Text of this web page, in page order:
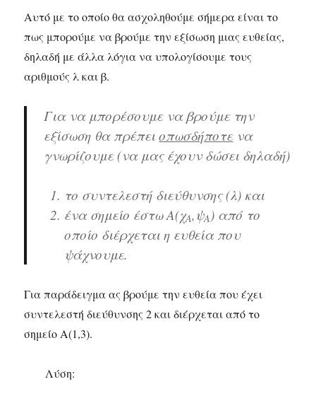
Αυτό με το οποίο θα ασχοληθούμε σήμερα είναι το
πως μπορούμε να βρούμε την εξίσωση μιας ευθείας,
δηλαδή με άλλα λόγια να υπολογίσουμε τους
αριθμούς λ και β.
Για να μπορέσουμε να βρούμε την
εξίσωση θα πρέπειοπωσδήποτενα
γνωρίζουμε (να μας έχουν δώσει δηλαδή)
το συντελεστή διεύθυνσης (λ) και
ένα σημείο έστω Α(χΑ,ψΑ ) από το
οποίο διέρχεται η ευθεία που
ψάχνουμε.
Για παράδειγμα ας βρούμε την ευθεία που έχει
συντελεστή διεύθυνσης 2 και διέρχεται από το
σημείο Α(1,3).
Λύση: